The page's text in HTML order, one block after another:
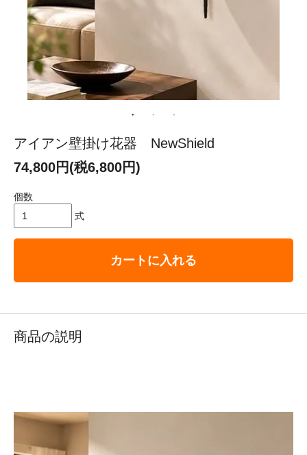
アイアン壁掛け花器 NewShield
74,800円(税6,800円)
個数
式
カートに入れる
商品の説明